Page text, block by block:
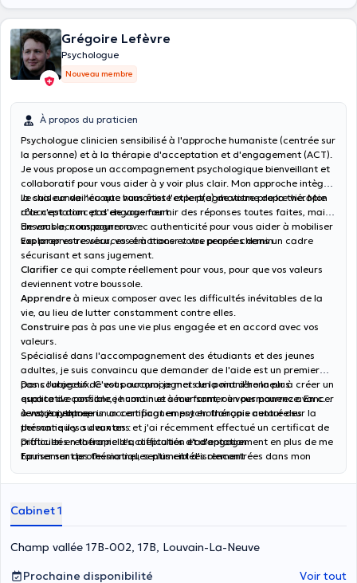
Grégoire Lefèvre
Psychologue
Nouveau membre
À propos du praticien
Psychologue clinicien sensibilisé à l'approche humaniste (centrée sur
la personne) et à la thérapie d'acceptation et d'engagement (ACT).
Je vous propose un accompagnement psychologique bienveillant et
collaboratif pour vous aider à y voir plus clair. Mon approche intègre
la chaleur de l'écoute humaniste et le pragmatisme de la thérapie
d'acceptation et d'engagement.
Je suis convaincu que vous êtes l'expert(e) de votre propre vie. Mon
rôle n'est donc pas de vous fournir des réponses toutes faites, mais
de vous accompagner avec authenticité pour vous aider à mobiliser
vos propres ressources et à tracer votre propre chemin.
Ensemble, nous pourrons :
Explorervotre vécu, vos émotions et vos pensées dans un cadre
sécurisant et sans jugement.
Clarifier ce qui compte réellement pour vous, pour que vos valeurs
deviennent votre boussole.
Apprendre à mieux composer avec les difficultés inévitables de la
vie, au lieu de lutter constamment contre elles.
Construire pas à pas une vie plus engagée et en accord avec vos
valeurs.
Spécialisé dans l'accompagnement des étudiants et des jeunes
adultes, je suis convaincu que demander de l'aide est un premier
pas courageux. C'est pourquoi je mets un point d'honneur à créer un
espace de confiance humain et sécurisant, où vous pourrez avancer
à votre rythme.
Dans l'objectif de vous accompagner de la manière la plus
qualitative possible, je continue à me former en permanence. En ce
sens, j'ai entrepris un certificat en psychothérapie centrée sur la
personne il y a deux ans et j'ai récemment effectué un certificat de
praticien en thérapie d'acceptation et d'engagement en plus de me
former sur des thématiques plus ciblées rencontrées dans mon
Je vous propose un accompagnement en français autour des
thématiques suivantes :
Difficultés relationnelles, difficultés d'adaptation
Epuisement professionnel, sentiment d'isolement
Perte de sens
professionnelle
Cabinet 1
Champ vallée 17B-002, 17B, Louvain-La-Neuve
Prochaine disponibilité
Voir tout